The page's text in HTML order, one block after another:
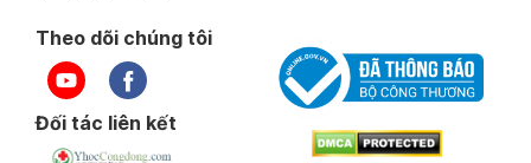
Theo dõi chúng tôi
Đối tác liên kết